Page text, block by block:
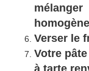
Verser le
Votre